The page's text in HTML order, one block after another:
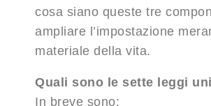
cosa siano queste tre
ampliare l’impostazione
materiale della vita.
Quali sono le sette leggi
In breve sono: